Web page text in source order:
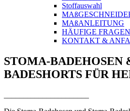
Stoffauswahl
MAßANLEITUNG
HÄUFIGE FRAGEN
KONTAKT &
STOMA-BADEHOSEN
BADESHORTS FÜR